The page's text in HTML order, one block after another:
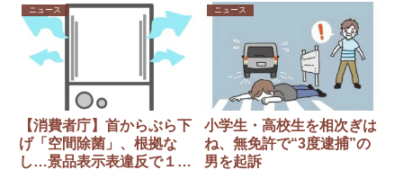
ニュース
【消費者庁】首からぶら下
げ「空間除菌」、根拠な
し…景品表示表違反で１６
ニュース
小学生・高校生を相次ぎは
ね、無免許で“3度逮捕”の
男を起訴